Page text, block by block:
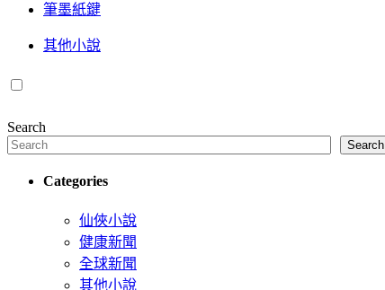
筆墨紙鍵
其他小說
Search
Search
Categories
仙俠小說
健康新聞
全球新聞
其他小說